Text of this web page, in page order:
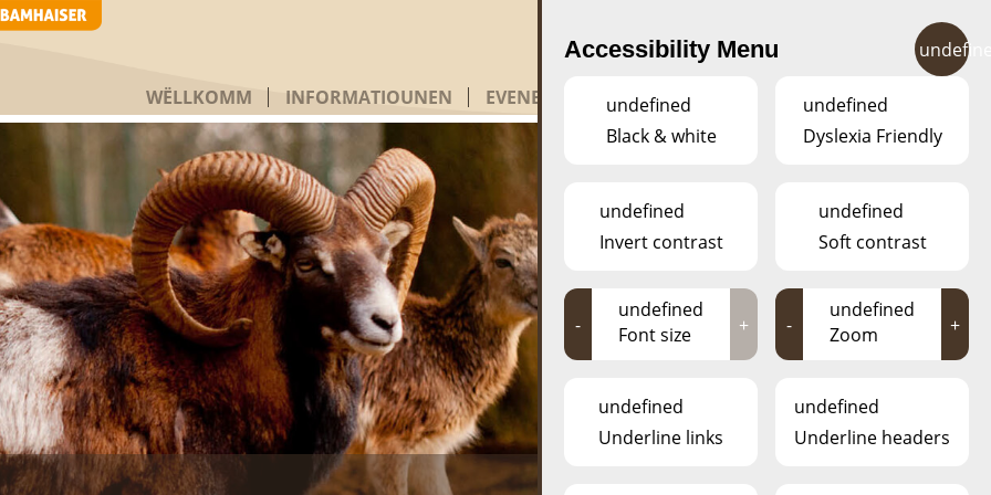
LU
WËLLKOMM INFORMATIOUNEN EVENEMENTER KONTAKT
Accessibility Menu
undefined
Black & white
undefined
Dyslexia Friendly
undefined
Invert contrast
undefined
Soft contrast
-
undefined
Font size
+ -
undefined
Zoom
+
undefined
Underline links
undefined
Underline headers